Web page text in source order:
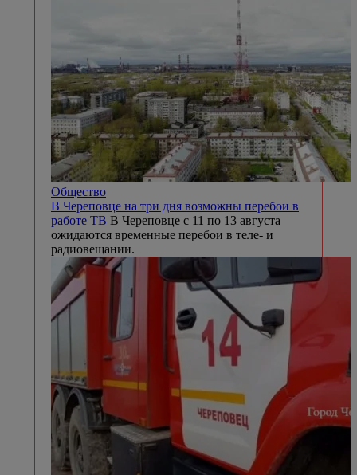
Общество
В Череповце на три дня возможны перебои в
работе ТВ В Череповце с 11 по 13 августа
ожидаются временные перебои в теле- и
радиовещании.